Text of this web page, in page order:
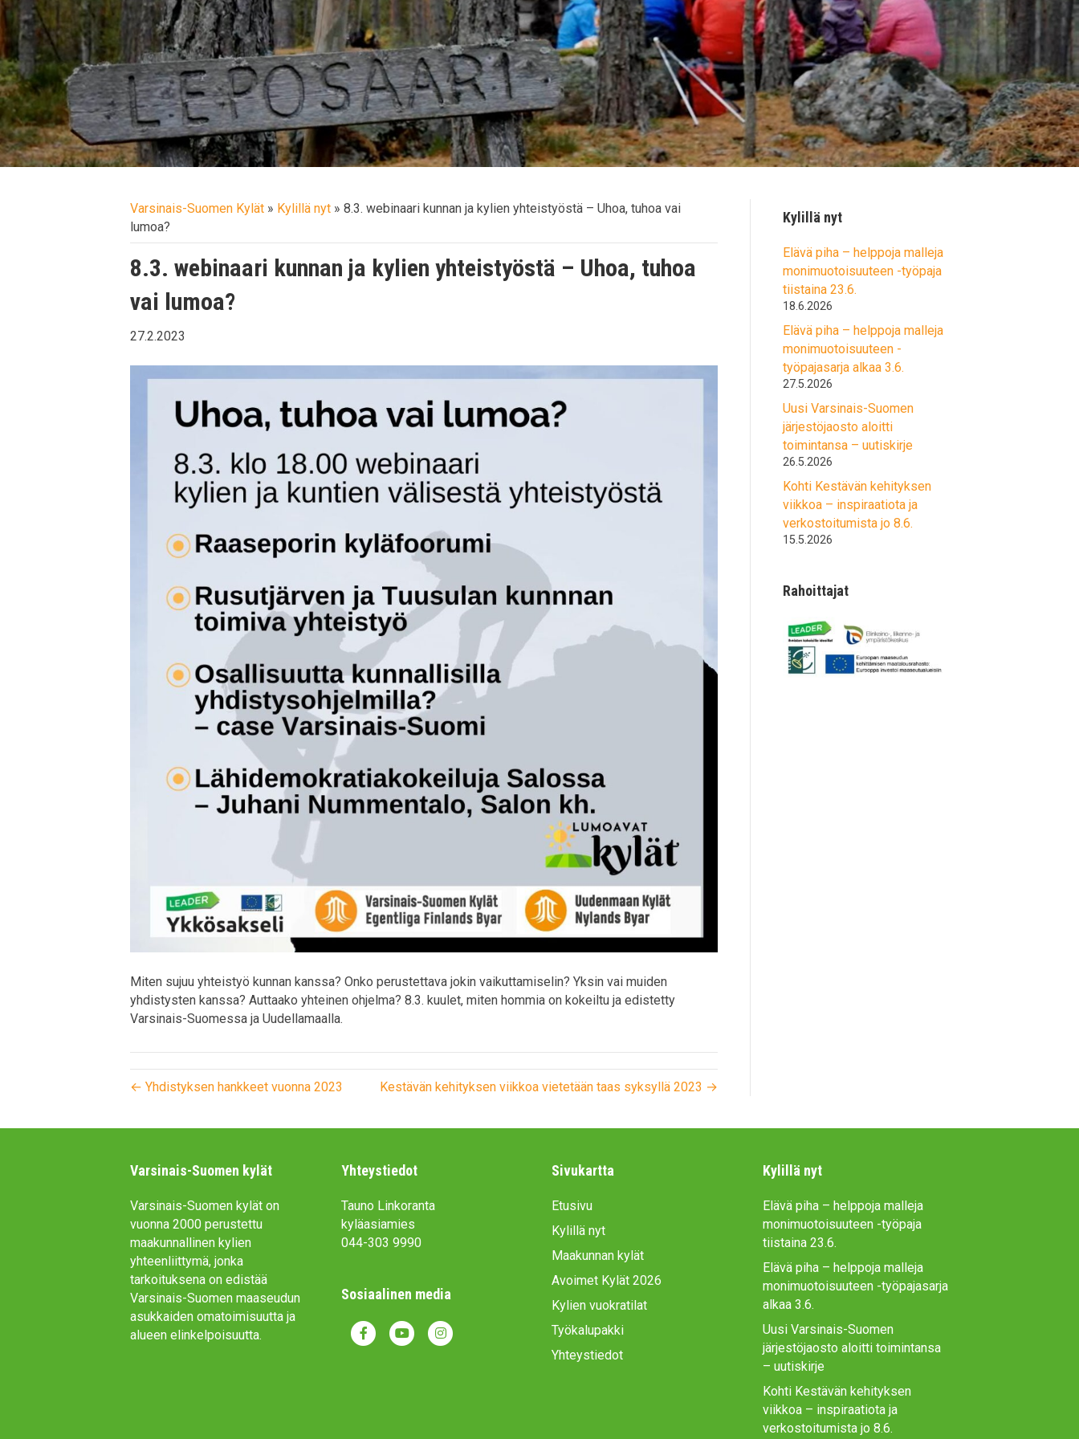
Varsinais-Suomen Kylät » Kylillä nyt » 8.3. webinaari kunnan ja kylien yhteistyöstä – Uhoa, tuhoa vai
lumoa?
8.3. webinaari kunnan ja kylien yhteistyöstä – Uhoa, tuhoa
vai lumoa?
27.2.2023
Miten sujuu yhteistyö kunnan kanssa? Onko perustettava jokin vaikuttamiselin? Yksin vai muiden
yhdistysten kanssa? Auttaako yhteinen ohjelma? 8.3. kuulet, miten hommia on kokeiltu ja edistetty
Varsinais-Suomessa ja Uudellamaalla.
← Yhdistyksen hankkeet vuonna 2023 Kestävän kehityksen viikkoa vietetään taas syksyllä 2023 →
Kylillä nyt
Elävä piha – helppoja malleja
monimuotoisuuteen -työpaja
tiistaina 23.6.
18.6.2026
Elävä piha – helppoja malleja
monimuotoisuuteen -
työpajasarja alkaa 3.6.
27.5.2026
Uusi Varsinais-Suomen
järjestöjaosto aloitti
toimintansa – uutiskirje
26.5.2026
Kohti Kestävän kehityksen
viikkoa – inspiraatiota ja
verkostoitumista jo 8.6.
15.5.2026
Rahoittajat
Varsinais-Suomen kylät
Varsinais-Suomen kylät on
vuonna 2000 perustettu
maakunnallinen kylien
yhteenliittymä, jonka
tarkoituksena on edistää
Varsinais-Suomen maaseudun
asukkaiden omatoimisuutta ja
alueen elinkelpoisuutta.
Yhteystiedot
Tauno Linkoranta
kyläasiamies
044-303 9990
Sosiaalinen media
F
Y
Sivukartta
Etusivu
Kylillä nyt
Maakunnan kylät
Avoimet Kylät 2026
Kylien vuokratilat
Työkalupakki
Yhteystiedot
Kylillä nyt
Elävä piha – helppoja malleja
monimuotoisuuteen -työpaja
tiistaina 23.6.
Elävä piha – helppoja malleja
monimuotoisuuteen -työpajasarja
alkaa 3.6.
Uusi Varsinais-Suomen
järjestöjaosto aloitti toimintansa
– uutiskirje
Kohti Kestävän kehityksen
viikkoa – inspiraatiota ja
verkostoitumista jo 8.6.